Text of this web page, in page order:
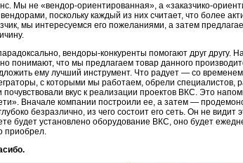
Мы не «вендор-ориентированная», а «заказчико-
поскольку каждый из них считает, что более
мы интересуемся его пожеланиями, а затем
вендоры-конкуренты помогают друг другу.
понимают, что мы предлагаем товар данного
ему лучший инструмент. Что радует — со
с которыми мы работаем, обрели специалистов,
почувствовали вкус к реализации проектов ВКС. Это
Вначале компании построили ее, а затем —
безразлично, из чего состоит его сеть. Он не
будет установлено оборудование ВКС, оно будет
приобрел.